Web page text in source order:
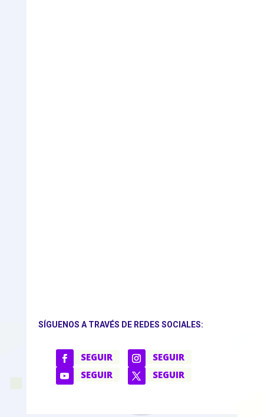
SÍGUENOS A TRAVÉS DE REDES SOCIALES:
SEGUIR
SEGUIR
SEGUIR
SEGUIR